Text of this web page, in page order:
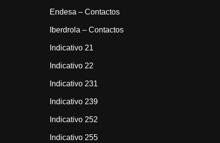
Endesa – Contactos
Iberdrola – Contactos
Indicativo 21
Indicativo 22
Indicativo 231
Indicativo 239
Indicativo 252
Indicativo 255